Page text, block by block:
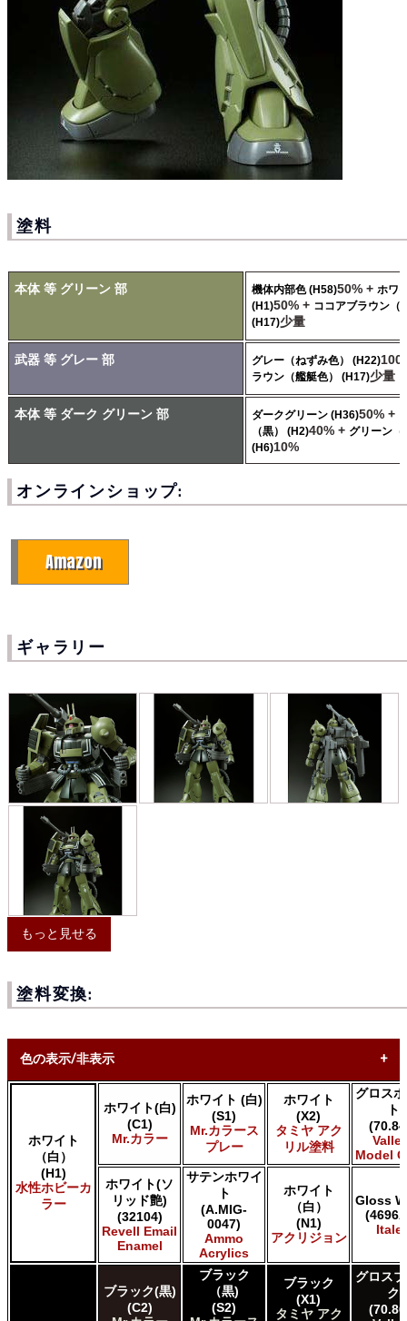
塗料
本体 等 グリーン 部 機体内部色 (H58)50% + ホワ
(H1)50% + ココアブラウン（
(H17)少量
武器 等 グレー 部 グレー（ねずみ色） (H22)
ラウン（艦艇色） (H17)少量
本体 等 ダーク グリーン 部 ダークグリーン (H36)50% +
（黒） (H2)40% + グリーン（
(H6)10%
オンラインショップ:
Amazon
ギャラリー
もっと見せる
塗料変換:
色の表示/非表示
* ボックスをオン/オフにして、同等の色を見つけやすくしま
Uncheck ALL
AK INTERACTIVE AK 3rd Gen Acrylics
AK INTERACTIVE AK Acrylics
AK INTERACTIVE AK Real Color
ALCLAD II ALCLAD II
AMMO by Mig Jimenez Ammo Acrylics
Acrylicos Vallejo Vallejo Game Air
Acrylicos Vallejo Vallejo Game Color
Acrylicos Vallejo Vallejo Liquid Gold
ホワイト
（白）
(H1)
水性ホビーカ
ラー
ホワイト(白)
(C1)
Mr.カラー
ホワイト (白)
(S1)
Mr.カラース
プレー
ホワイト
(X2)
タミヤ アク
リル塗料
グロス
ト
Model
ホワイト(ソ
リッド艶)
(32104)
Revell Email
Enamel
サテンホワイ
ト
(A.MIG-
0047)
Ammo
Acrylics
ホワイト
（白）
(N1)
アクリジョン
Gloss
ブラック(黒)
(C2)
ブラック
（黒)
(S2)
ブラック
(X1)
タミヤ アク
グロス
ク